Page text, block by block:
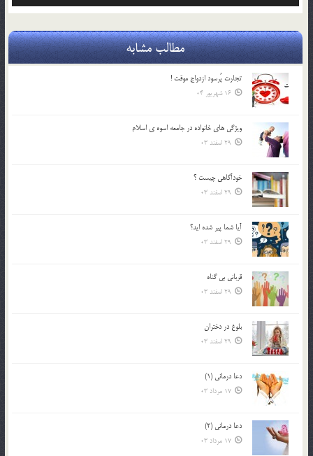
مطالب مشابه
تجارت پُرسود ازدواج موقت !
16 شهریور 04
ويژگي هاي خانواده در جامعه اسوه ي اسلام
29 اسفند 03
خودآگاهى چيست ؟
29 اسفند 03
آیا شما پیر شده اید؟
29 اسفند 03
قرباني بي گناه
29 اسفند 03
بلوغ در دختران
29 اسفند 03
دعا درمانی (1)
17 مرداد 03
دعا درمانی (2)
17 مرداد 03